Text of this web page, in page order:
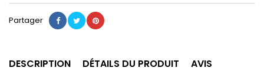
Partager
DESCRIPTION DÉTAILS DU PRODUIT AVIS